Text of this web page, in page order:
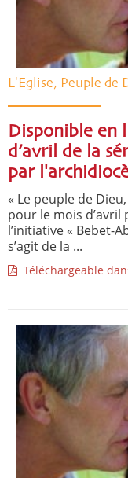
L'Eglise, Peuple de
Disponible en
d’avril de la
par
« Le peuple de
pour le mois d’avril
l’initiative « Bebet-
s’agit de la ...
Téléchargeable